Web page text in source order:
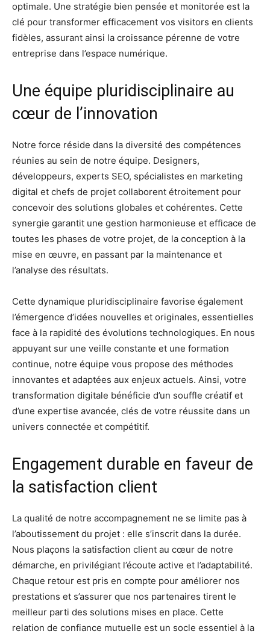
optimale. Une stratégie bien pensée et monitorée est la
clé pour transformer efficacement vos visitors en clients
fidèles, assurant ainsi la croissance pérenne de votre
entreprise dans l’espace numérique.
Une équipe pluridisciplinaire au
cœur de l’innovation
Notre force réside dans la diversité des compétences
réunies au sein de notre équipe. Designers,
développeurs, experts SEO, spécialistes en marketing
digital et chefs de projet collaborent étroitement pour
concevoir des solutions globales et cohérentes. Cette
synergie garantit une gestion harmonieuse et efficace de
toutes les phases de votre projet, de la conception à la
mise en œuvre, en passant par la maintenance et
l’analyse des résultats.
Cette dynamique pluridisciplinaire favorise également
l’émergence d’idées nouvelles et originales, essentielles
face à la rapidité des évolutions technologiques. En nous
appuyant sur une veille constante et une formation
continue, notre équipe vous propose des méthodes
innovantes et adaptées aux enjeux actuels. Ainsi, votre
transformation digitale bénéficie d’un souffle créatif et
d’une expertise avancée, clés de votre réussite dans un
univers connectée et compétitif.
Engagement durable en faveur de
la satisfaction client
La qualité de notre accompagnement ne se limite pas à
l’aboutissement du projet : elle s’inscrit dans la durée.
Nous plaçons la satisfaction client au cœur de notre
démarche, en privilégiant l’écoute active et l’adaptabilité.
Chaque retour est pris en compte pour améliorer nos
prestations et s’assurer que nos partenaires tirent le
meilleur parti des solutions mises en place. Cette
relation de confiance mutuelle est un socle essentiel à la